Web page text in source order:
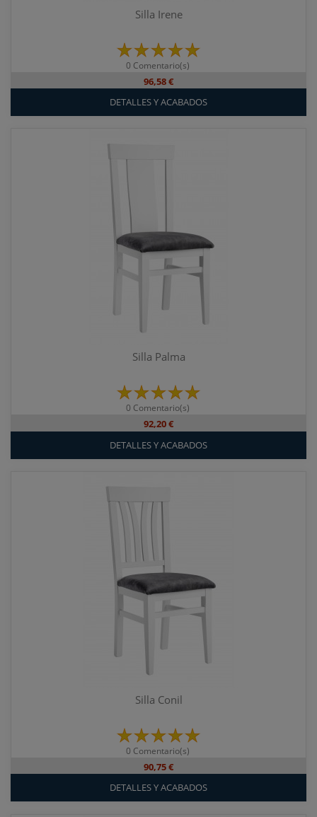
Silla Irene
0 Comentario(s)
96,58 €
DETALLES Y ACABADOS
Silla Palma
0 Comentario(s)
92,20 €
DETALLES Y ACABADOS
Silla Conil
0 Comentario(s)
90,75 €
DETALLES Y ACABADOS